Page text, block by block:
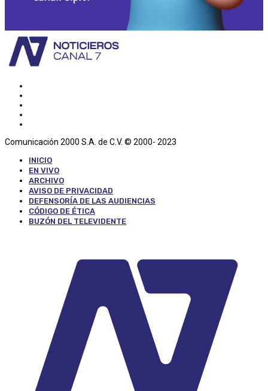
Comunicación 2000 S.A. de C.V. © 2000- 2023
INICIO
EN VIVO
ARCHIVO
AVISO DE PRIVACIDAD
DEFENSORÍA DE LAS AUDIENCIAS
CÓDIGO DE ÉTICA
BUZÓN DEL TELEVIDENTE